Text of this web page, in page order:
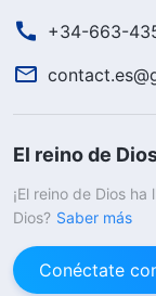
+34-663-
El reino de
¡El reino de Dios
Dios? Saber más
Conéctate